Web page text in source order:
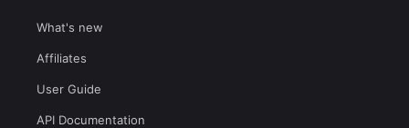
What's new
Affiliates
User Guide
API Documentation